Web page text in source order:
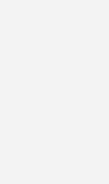
Englisch Power-to-Heat
im Sinne der
und Photovoltaik-Kapazitäten
im gesamten 50-Hertz-
bei viel Wind
Stromvolumen abschöpfen
Elektroden in Wärme
ab Ende 2028 gerade nicht
der Stadt im elektrischen
zur
ist ein zentraler Hebel für
2045“, benennt BEW die